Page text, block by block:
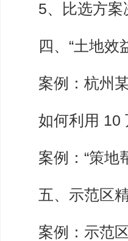
5、比选方案
四、“土地效益
案例：杭州某
如何利用 10
案例：“策地
五、示范区精
案例：示范区